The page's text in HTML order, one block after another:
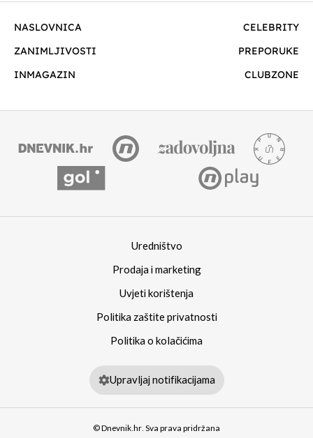
NASLOVNICA
CELEBRITY
ZANIMLJIVOSTI
PREPORUKE
INMAGAZIN
CLUBZONE
Uredništvo
Prodaja i marketing
Uvjeti korištenja
Politika zaštite privatnosti
Politika o kolačićima
Upravljaj notifikacijama
© Dnevnik.hr. Sva prava pridržana